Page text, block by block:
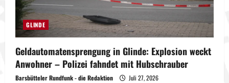
GLINDE
Geldautomatensprengung in Glinde: Explosion weckt
Anwohner – Polizei fahndet mit Hubschrauber
Barsbütteler Rundfunk - die Redaktion Juli 27, 2026